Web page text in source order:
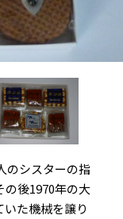
のシスターの指
の後1970年の大
た機械を譲り